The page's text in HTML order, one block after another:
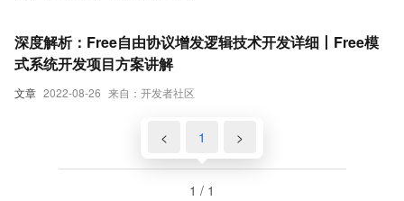
文章 2022-08-26 来自：开发者社区
深度解析：Free自由协议增发逻辑技术开发详细丨Free模
式系统开发项目方案讲解
< 1 >
1 / 1